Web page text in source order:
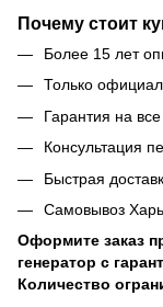
Почему стоит
Более 15 лет
Только
Гарантия на
Консультация
Быстрая
Самовывоз
Оформите заказ
генератор с
Количество